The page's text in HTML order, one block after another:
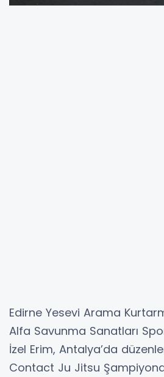
Edirne Yesevi Arama
Alfa Savunma Sanatları
İzel Erim, Antalya’da
Contact Ju Jitsu